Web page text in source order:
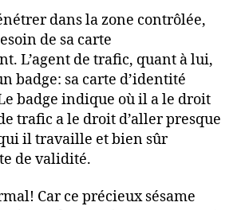
dans la zone contrôlée,
de sa carte
L’agent de trafic, quant à lui,
badge: sa carte d’identité
badge indique où il a le droit
trafic a le droit d’aller presque
il travaille et bien sûr
de validité.
Car ce précieux sésame